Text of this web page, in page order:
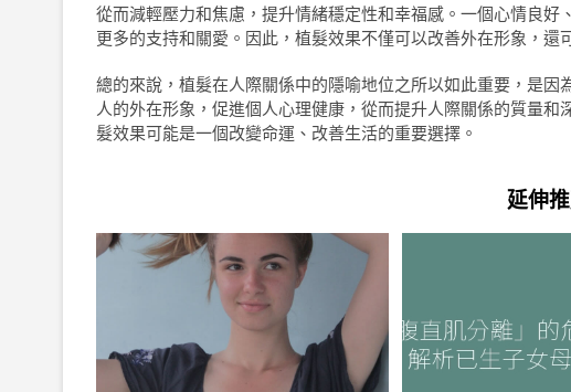
從而減輕壓力和焦慮，提升情緒穩定性和幸福感。一個心情良
更多的支持和關愛。因此，植髮效果不僅可以改善外在形象，
總的來說，植髮在人際關係中的隱喻地位之所以如此重要，是
人的外在形象，促進個人心理健康，從而提升人際關係的質量
髮效果可能是一個改變命運、改善生活的重要選擇。
延伸